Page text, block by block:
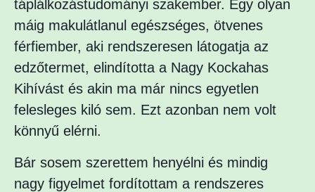
táplálkozástudományi szakember. Egy olyan
máig makulátlanul egészséges, ötvenes
férfiember, aki rendszeresen látogatja az
edzőtermet, elindította a Nagy Kockahas
Kihívást és akin ma már nincs egyetlen
felesleges kiló sem. Ezt azonban nem volt
könnyű elérni.
Bár sosem szerettem henyélni és mindig
nagy figyelmet fordítottam a rendszeres